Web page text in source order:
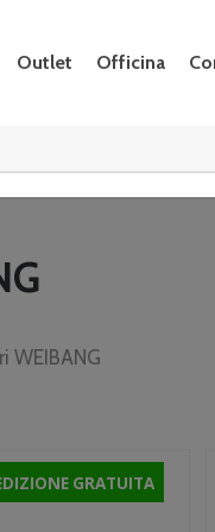
Outlet Officina
WEIBANG
GRATUITA